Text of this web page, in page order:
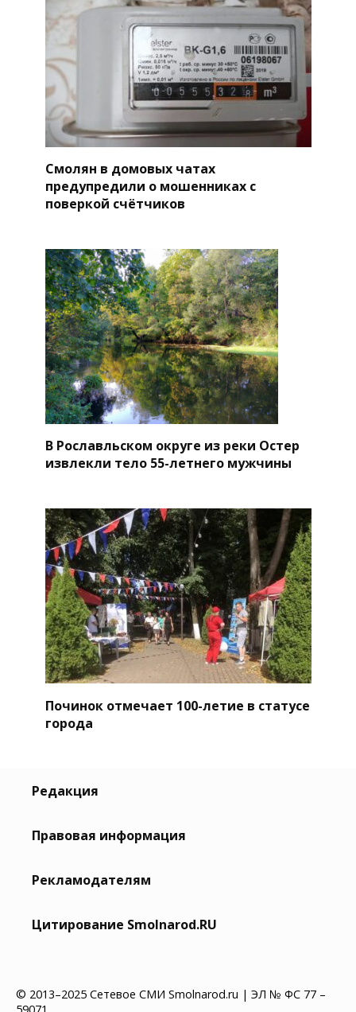
Смолян в домовых чатах
предупредили о мошенниках с
поверкой счётчиков
В Рославльском округе из реки Остер
извлекли тело 55-летнего мужчины
Починок отмечает 100-летие в статусе
города
Редакция
Правовая информация
Рекламодателям
Цитирование Smolnarod.RU
© 2013–2025 Сетевое СМИ Smolnarod.ru | ЭЛ № ФС 77 –
59071